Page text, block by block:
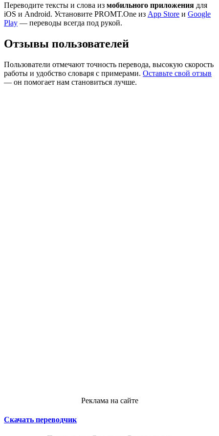
Переводите тексты и слова из мобильного приложения для
iOS и Android. Установите PROMT.One из App Store и Google
Play — переводы всегда под рукой.
Отзывы пользователей
Пользователи отмечают точность перевода, высокую скорость
работы и удобство словаря с примерами. Оставьте свой отзыв
— он помогает нам становиться лучше.
Реклама на сайте
Скачать переводчик